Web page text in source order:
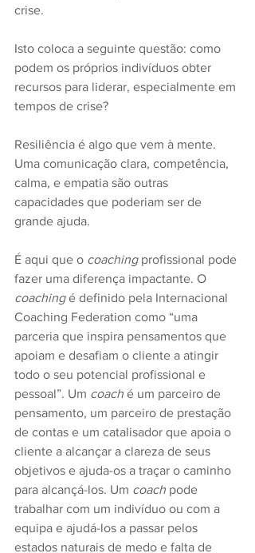
crise.
Isto coloca a seguinte questão: como
podem os próprios indivíduos obter
recursos para liderar, especialmente em
tempos de crise?
Resiliência é algo que vem à mente.
Uma comunicação clara, competência,
calma, e empatia são outras
capacidades que poderiam ser de
grande ajuda.
É aqui que o coaching profissional pode
fazer uma diferença impactante. O
coaching é definido pela Internacional
Coaching Federation como “uma
parceria que inspira pensamentos que
apoiam e desafiam o cliente a atingir
todo o seu potencial profissional e
pessoal”. Um coach é um parceiro de
pensamento, um parceiro de prestação
de contas e um catalisador que apoia o
cliente a alcançar a clareza de seus
objetivos e ajuda-os a traçar o caminho
para alcançá-los. Um coach pode
trabalhar com um indivíduo ou com a
equipa e ajudá-los a passar pelos
estados naturais de medo e falta de